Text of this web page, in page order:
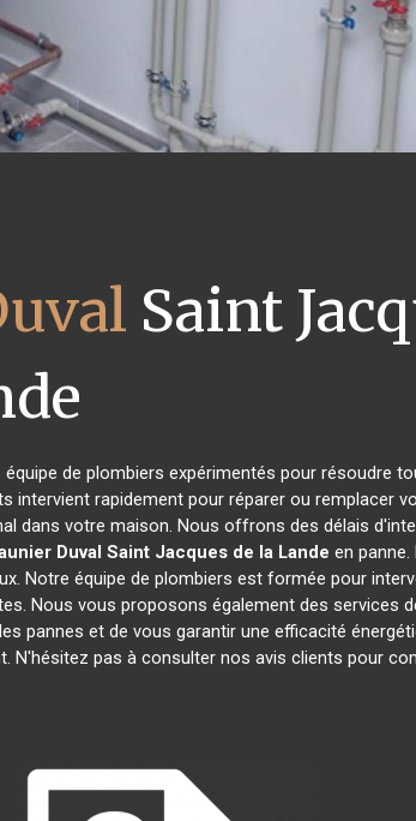
Saint
de plombiers expérimentés pour résoudre
intervient rapidement pour réparer ou remplacer
dans votre maison. Nous offrons des délais
Duval Saint Jacques de la Lande en
Notre équipe de plombiers est formée pour
Nous vous proposons également des services
pannes et de vous garantir une efficacité
pas à consulter nos avis clients pour